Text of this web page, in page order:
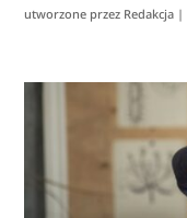
utworzone przez Redakcja |